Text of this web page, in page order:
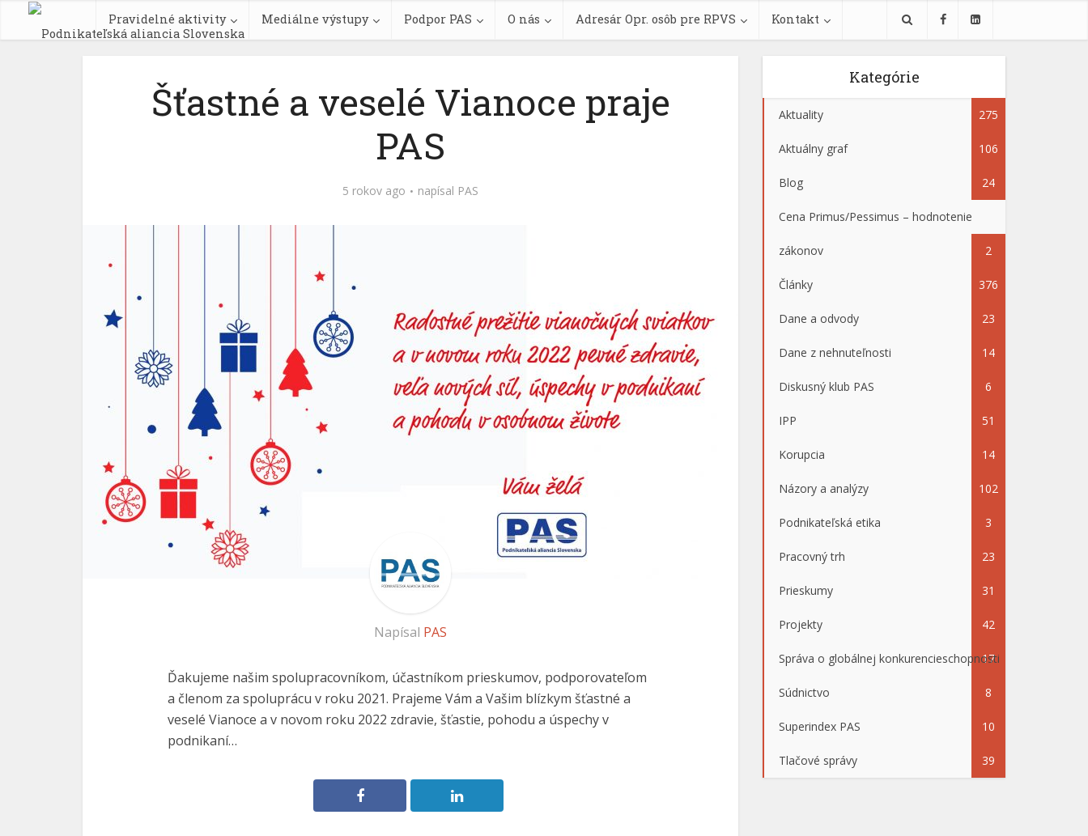
Pravidelné aktivity Mediálne výstupy Podpor PAS O nás Adresár Opr. osôb pre RPVS Kontakt
Šťastné a veselé Vianoce praje
PAS
5 rokov ago napísal PAS
Napísal PAS
Ďakujeme našim spolupracovníkom, účastníkom prieskumov, podporovateľom
a členom za spoluprácu v roku 2021. Prajeme Vám a Vašim blízkym šťastné a
veselé Vianoce a v novom roku 2022 zdravie, šťastie, pohodu a úspechy v
podnikaní…
Kategórie
Aktuality 275
Aktuálny graf 106
Blog 24
Cena Primus/Pessimus – hodnotenie
zákonov 2
Články 376
Dane a odvody 23
Dane z nehnuteľnosti 14
Diskusný klub PAS 6
IPP 51
Korupcia 14
Názory a analýzy 102
Podnikateľská etika 3
Pracovný trh 23
Prieskumy 31
Projekty 42
Správa o globálnej konkurencieschopnosti
17
Súdnictvo 8
Superindex PAS 10
Tlačové správy 39